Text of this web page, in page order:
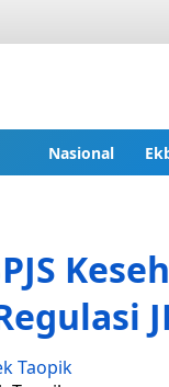
Nasional
Taopik